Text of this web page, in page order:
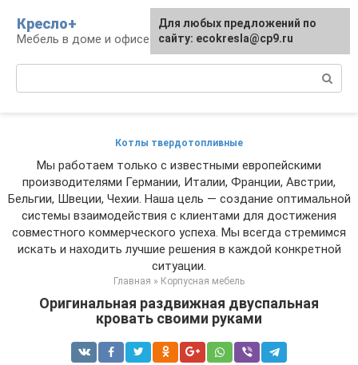
контенту
Кресло+
Мебель в доме и офисе
Котлы твердотопливные
Мы работаем только с известными европейскими
производителями Германии, Италии, Франции, Австрии,
Бельгии, Швеции, Чехии. Наша цель — создание оптимальной
системы взаимодействия с клиентами для достижения
совместного коммерческого успеха. Мы всегда стремимся
искать и находить лучшие решения в каждой конкретной
ситуации.
Главная » Корпусная мебель
Оригинальная раздвижная двуспальная
кровать своими руками
Для любых предложений по
сайту: ecokresla@cp9.ru